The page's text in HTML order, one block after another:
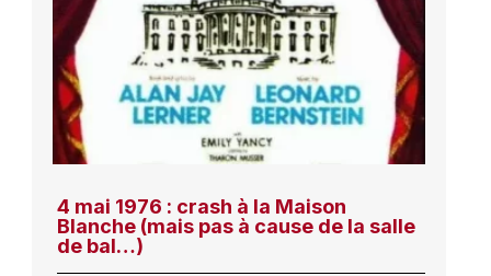
4 mai 1976 : crash à la Maison
Blanche (mais pas à cause de la salle
de bal…)